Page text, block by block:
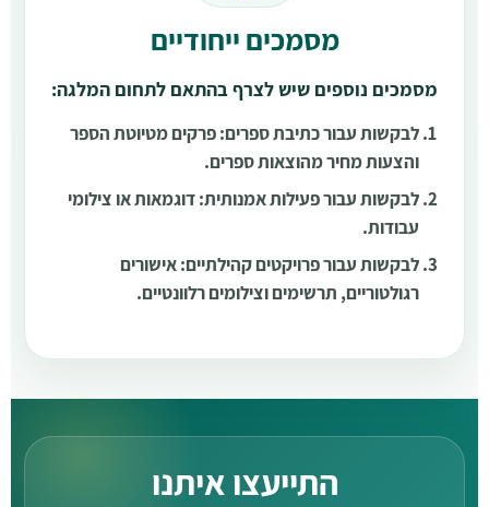
מסמכים ייחודיים
מסמכים נוספים שיש לצרף בהתאם לתחום המלגה:
לבקשות עבור כתיבת ספרים: פרקים מטיוטת הספר
והצעות מחיר מהוצאות ספרים.
לבקשות עבור פעילות אמנותית: דוגמאות או צילומי
עבודות.
לבקשות עבור פרויקטים קהילתיים: אישורים
רגולטוריים, תרשימים וצילומים רלוונטיים.
התייעצו איתנו